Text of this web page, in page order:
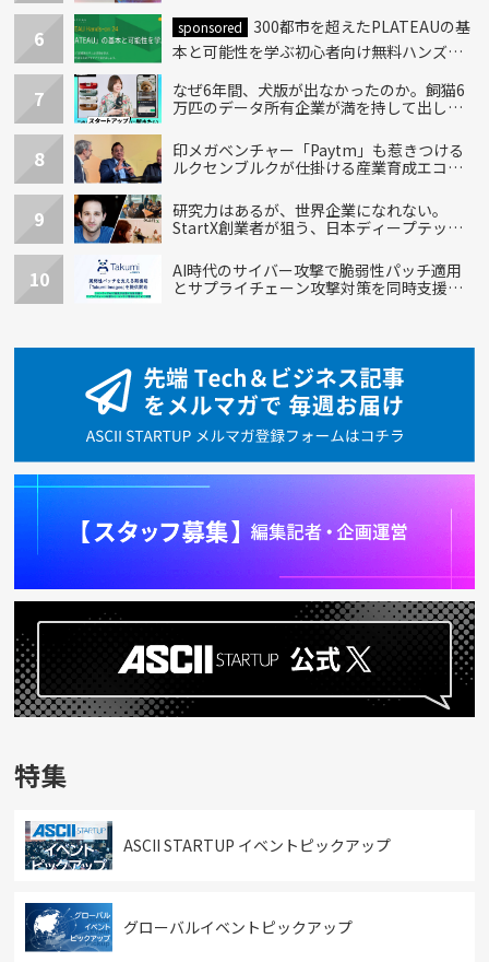
6 sponsored
300都市を超えたPLATEAUの基
本と可能性を学ぶ初心者向け無料ハンズオ
7
なぜ6年間、犬版が出なかったのか。飼猫6
万匹のデータ所有企業が満を持して出し
8
印メガベンチャー「Paytm」も惹きつける
ルクセンブルクが仕掛ける産業育成エコシ
9
研究力はあるが、世界企業になれない。
StartX創業者が狙う、日本ディープテック
10
AI時代のサイバー攻撃で脆弱性パッチ適用
とサプライチェーン攻撃対策を同時支援す
特集
ASCII STARTUP イベントピックアップ
グローバルイベントピックアップ